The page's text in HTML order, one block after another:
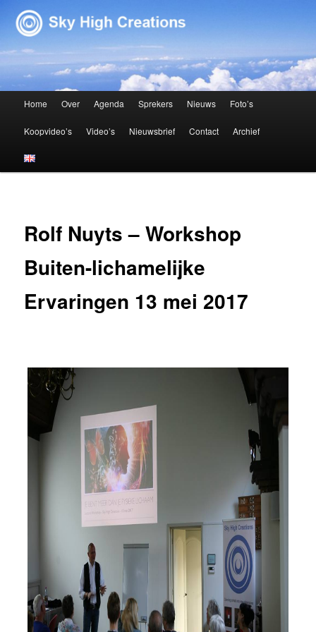
Sky High Creations
Spring naar de primaire inhoud
Spring naar de secundaire inhoud
Home Over Agenda Sprekers Nieuws Foto’s
Koopvideo’s Video’s Nieuwsbrief Contact Archief
Rolf Nuyts – Workshop
Buiten-lichamelijke
Ervaringen 13 mei 2017